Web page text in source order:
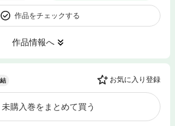
作品をチェックする
作品情報へ
お気に入り登録
未購入巻をまとめて買う